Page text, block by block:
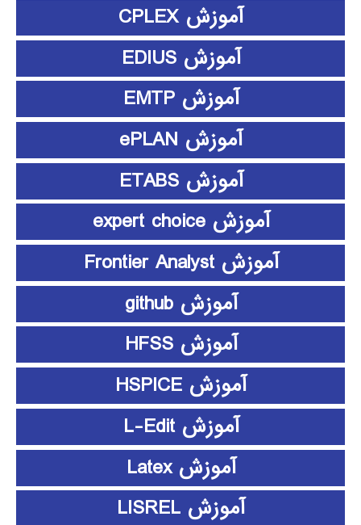
آموزش CPLEX
آموزش EDIUS
آموزش EMTP
آموزش ePLAN
آموزش ETABS
آموزش expert choice
آموزش Frontier Analyst
آموزش github
آموزش HFSS
آموزش HSPICE
آموزش L-Edit
آموزش Latex
آموزش LISREL